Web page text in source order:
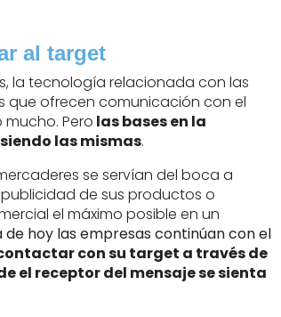
al target
la tecnología relacionada con las
que ofrecen comunicación con el
Pero las bases en la
las mismas.
se servían del boca a
de sus productos o
el máximo posible en un
de hoy las empresas continúan con el
con su target a través de
el receptor del mensaje se sienta